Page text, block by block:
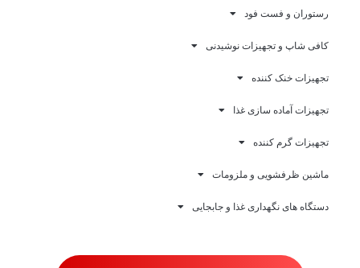
رستوران و فست فود
کافی شاپ و تجهیزات نوشیدنی
تجهیزات خنک کننده
تجهیزات آماده سازی غذا
تجهیزات گرم کننده
ماشین ظرفشویی و ملزومات
دستگاه های نگهداری غذا و جابجایی